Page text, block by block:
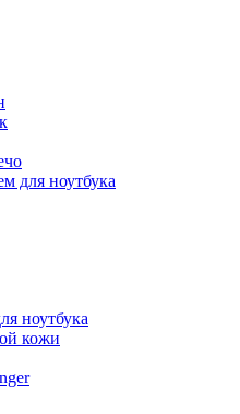
для ноутбука
ноутбука
кожи